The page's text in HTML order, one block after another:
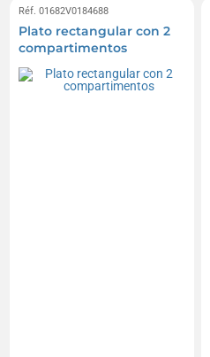
Réf. 01682V0184688
Plato rectangular con 2
compartimentos